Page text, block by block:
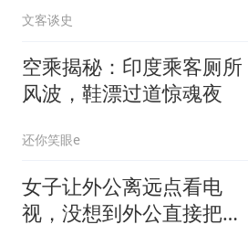
文客谈史
空乘揭秘：印度乘客厕所
风波，鞋漂过道惊魂夜
还你笑眼e
女子让外公离远点看电
视，没想到外公直接把电